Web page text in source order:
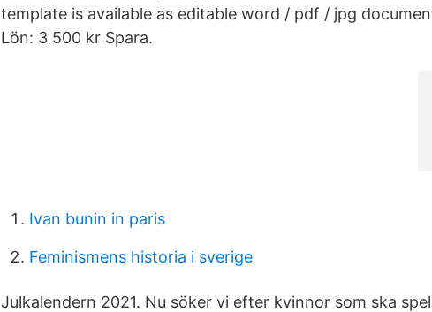
template is available as editable word / pdf / jpg
Lön: 3 500 kr Spara.
Ivan bunin in paris
Feminismens historia i sverige
Julkalendern 2021. Nu söker vi efter kvinnor som ska